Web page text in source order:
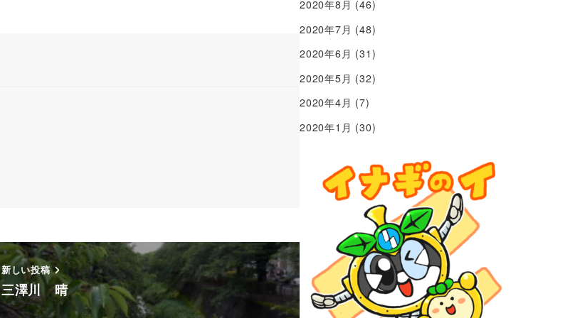
新しい投稿
三澤川 晴
2020年8月 (46)
2020年7月 (48)
2020年6月 (31)
2020年5月 (32)
2020年4月 (7)
2020年1月 (30)